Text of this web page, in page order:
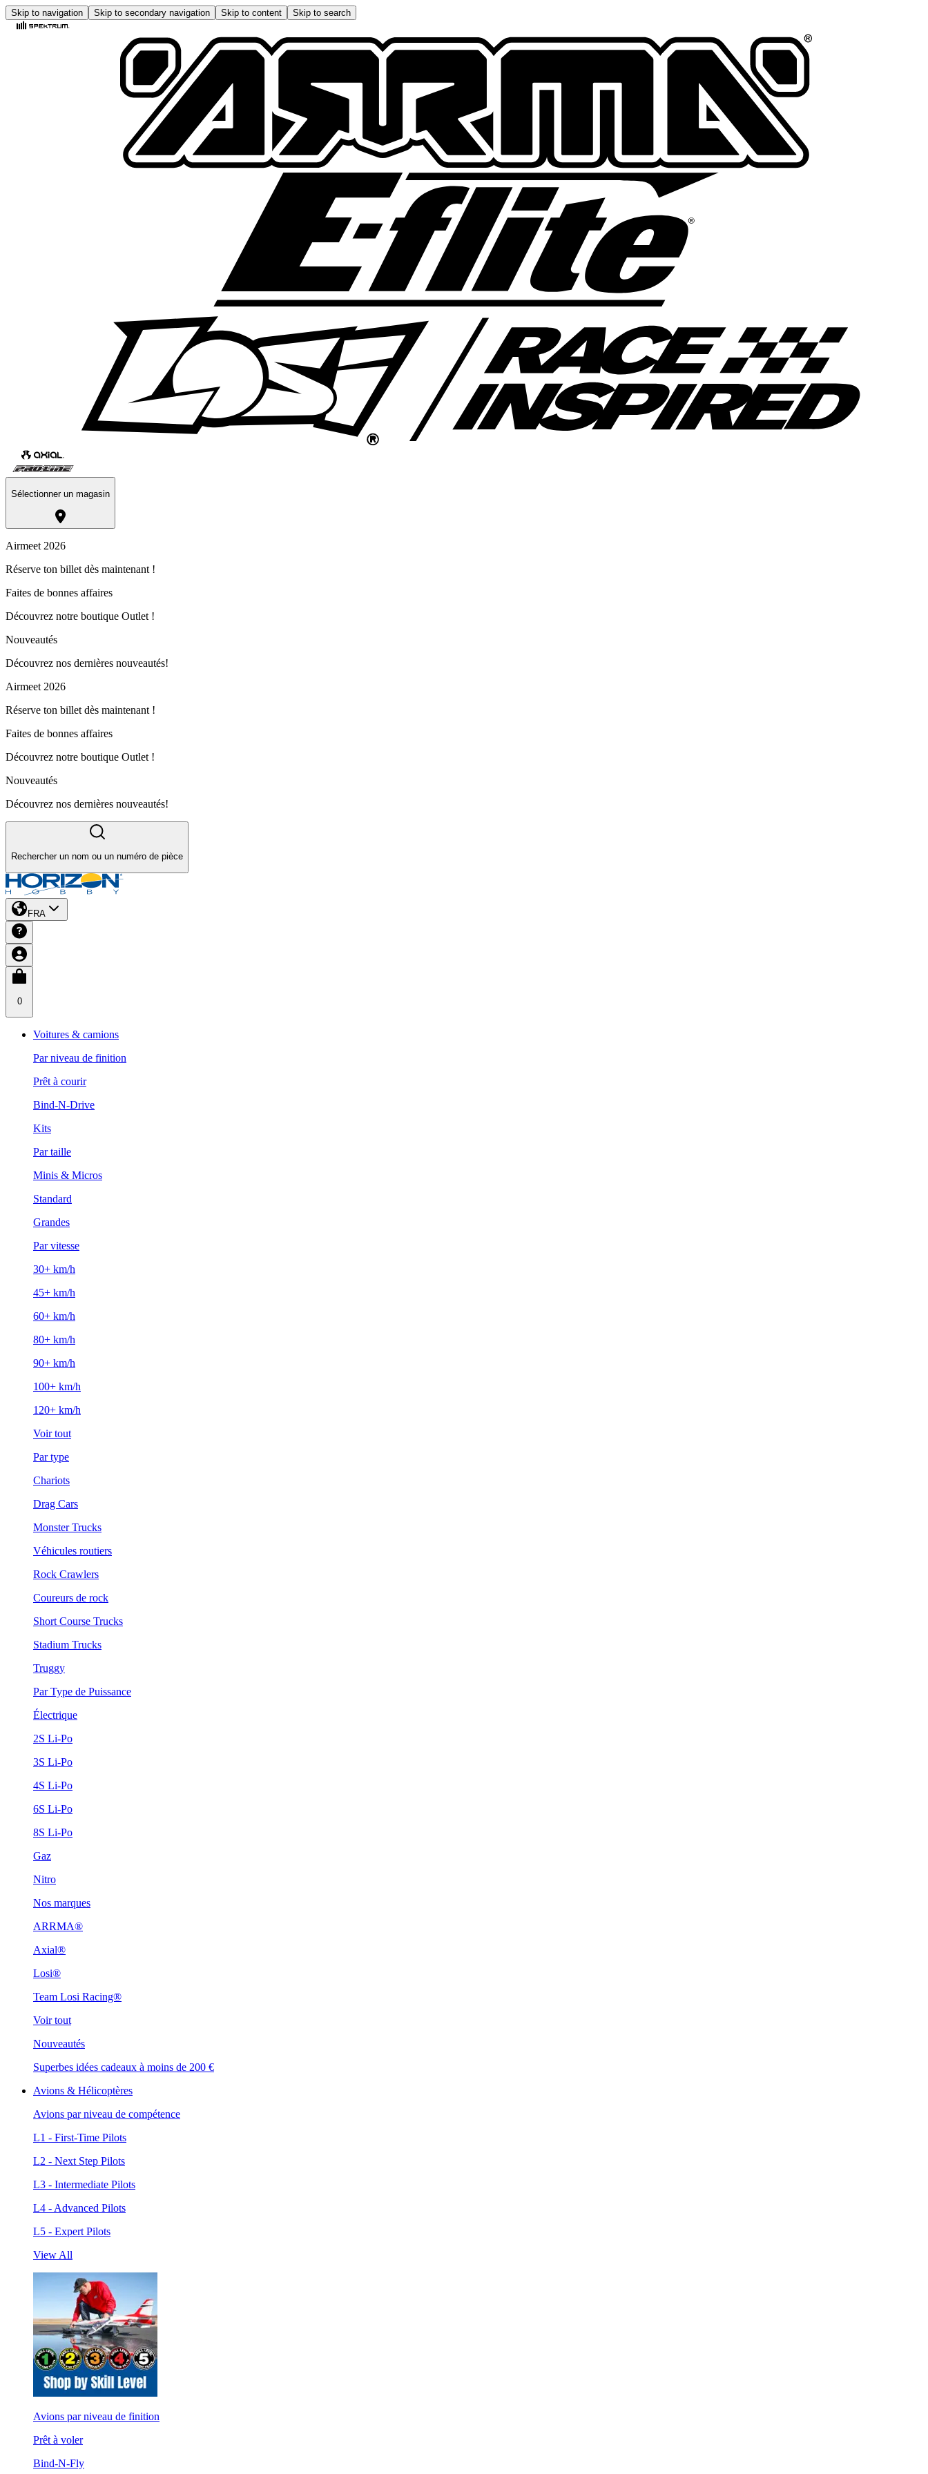
Skip to navigation Skip to secondary navigation Skip to content Skip to search
Sélectionner un magasin
Airmeet 2026
Réserve ton billet dès maintenant !
Faites de bonnes affaires
Découvrez notre boutique Outlet !
Nouveautés
Découvrez nos dernières nouveautés!
Airmeet 2026
Réserve ton billet dès maintenant !
Faites de bonnes affaires
Découvrez notre boutique Outlet !
Nouveautés
Découvrez nos dernières nouveautés!
Rechercher un nom ou un numéro de pièce
FRA
0
Voitures & camions
Par niveau de finition
Prêt à courir
Bind-N-Drive
Kits
Par taille
Minis & Micros
Standard
Grandes
Par vitesse
30+ km/h
45+ km/h
60+ km/h
80+ km/h
90+ km/h
100+ km/h
120+ km/h
Voir tout
Par type
Chariots
Drag Cars
Monster Trucks
Véhicules routiers
Rock Crawlers
Coureurs de rock
Short Course Trucks
Stadium Trucks
Truggy
Par Type de Puissance
Électrique
2S Li-Po
3S Li-Po
4S Li-Po
6S Li-Po
8S Li-Po
Gaz
Nitro
Nos marques
ARRMA®
Axial®
Losi®
Team Losi Racing®
Voir tout
Nouveautés
Superbes idées cadeaux à moins de 200 €
Avions & Hélicoptères
Avions par niveau de compétence
L1 - First-Time Pilots
L2 - Next Step Pilots
L3 - Intermediate Pilots
L4 - Advanced Pilots
L5 - Expert Pilots
View All
Avions par niveau de finition
Prêt à voler
Bind-N-Fly